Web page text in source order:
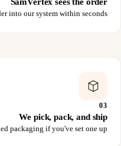
into our system within seconds.
03
We pick, pack, and ship
packaging if you've set one up.